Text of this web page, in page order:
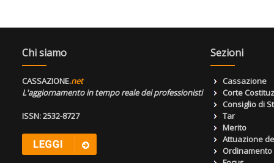
Chi siamo
CASSAZIONE.net
L'aggiornamento in tempo reale dei professionisti
ISSN: 2532-8727
Sezioni
Cassazione
Corte
Consiglio di
Tar
Merito
Attuazione